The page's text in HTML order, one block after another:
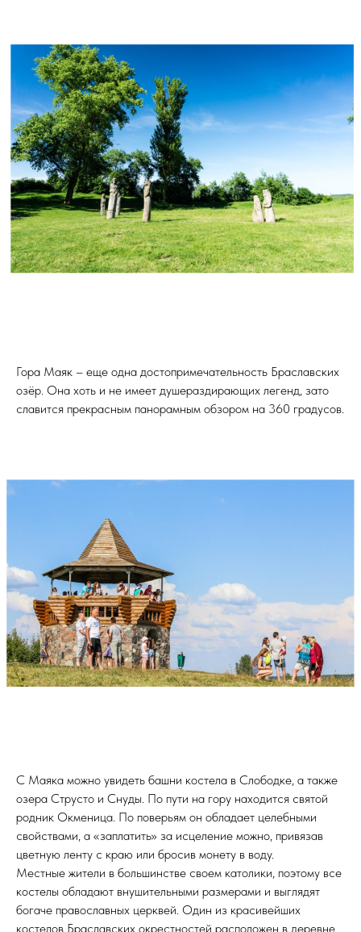
Гора Маяк – еще одна достопримечательность Браславских
озёр. Она хоть и не имеет душераздирающих легенд, зато
славится прекрасным панорамным обзором на 360 градусов.
С Маяка можно увидеть башни костела в Слободке, а также
озера Струсто и Снуды. По пути на гору находится святой
родник Окменица. По поверьям он обладает целебными
свойствами, а «заплатить» за исцеление можно, привязав
цветную ленту с краю или бросив монету в воду.
Местные жители в большинстве своем католики, поэтому все
костелы обладают внушительными размерами и выглядят
богаче православных церквей. Один из красивейших
костелов Браславских окрестностей расположен в деревне